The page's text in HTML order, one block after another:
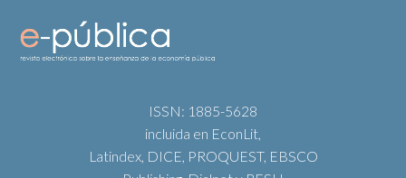
ISSN: 1885-5628
incluida en EconLit,
Latindex, DICE, PROQUEST, EBSCO